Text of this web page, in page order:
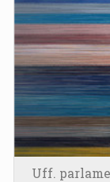
Uff.